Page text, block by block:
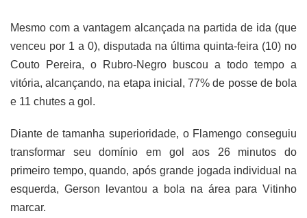
Mesmo com a vantagem alcançada na partida de ida (que
venceu por 1 a 0), disputada na última quinta-feira (10) no
Couto Pereira, o Rubro-Negro buscou a todo tempo a
vitória, alcançando, na etapa inicial, 77% de posse de bola
e 11 chutes a gol.
Diante de tamanha superioridade, o Flamengo conseguiu
transformar seu domínio em gol aos 26 minutos do
primeiro tempo, quando, após grande jogada individual na
esquerda, Gerson levantou a bola na área para Vitinho
marcar.